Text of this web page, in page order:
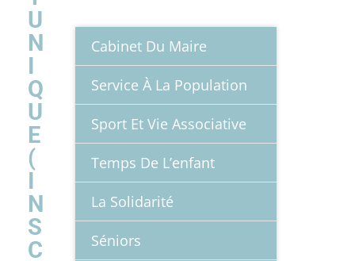
U
N
I
Q
U
E
(
I
N
S
C
Cabinet Du Maire
Service À La Population
Sport Et Vie Associative
Temps De L’enfant
La Solidarité
Séniors